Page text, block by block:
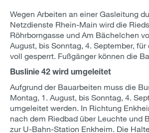
Wegen Arbeiten an einer Gasleitung
Netzdienste Rhein-Main wird die
Röhrborngasse und Am Bächelchen
August, bis Sonntag, 4. September, für
voll gesperrt. Fußgänger können die
Buslinie 42 wird umgeleitet
Aufgrund der Bauarbeiten muss die
Montag, 1. August, bis Sonntag, 4.
umgeleitet werden. In Richtung
nach dem Riedbad über Leuchte und
zur U-Bahn-Station Enkheim. Die